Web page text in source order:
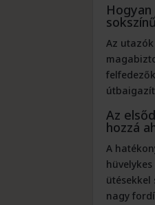
Az
Az
hozzá
A
ütésekkel
nagy